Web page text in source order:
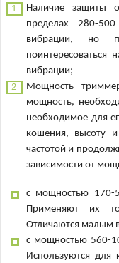
Наличие защиты
пределах 280-
вибрации, но
поинтересоваться
вибрации;
Мощность
мощность,
необходимое для
кошения, высоту
частотой и
зависимости от
с мощностью 170-
Применяют их
Отличаются малым
с мощностью 560-
Используются для